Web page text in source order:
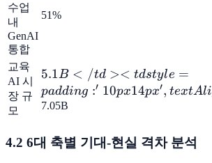
수업
내
GenAI
통합
51%
교육
AI 시
장 규
모
5.1B</td>
<td style=
{{padding:
14px',
textAlign:
5.1B < /td >< tdstyle =
padding :′ 10px14px′, textAli
7.05B
4.2 6대 축별 기대-현실 격차 분석